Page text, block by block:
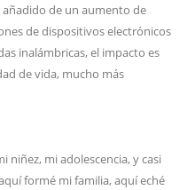
de un aumento de
de dispositivos electrónicos
inalámbricas, el impacto es
de vida, mucho más
niñez, mi adolescencia, y casi
formé mi familia, aquí eché